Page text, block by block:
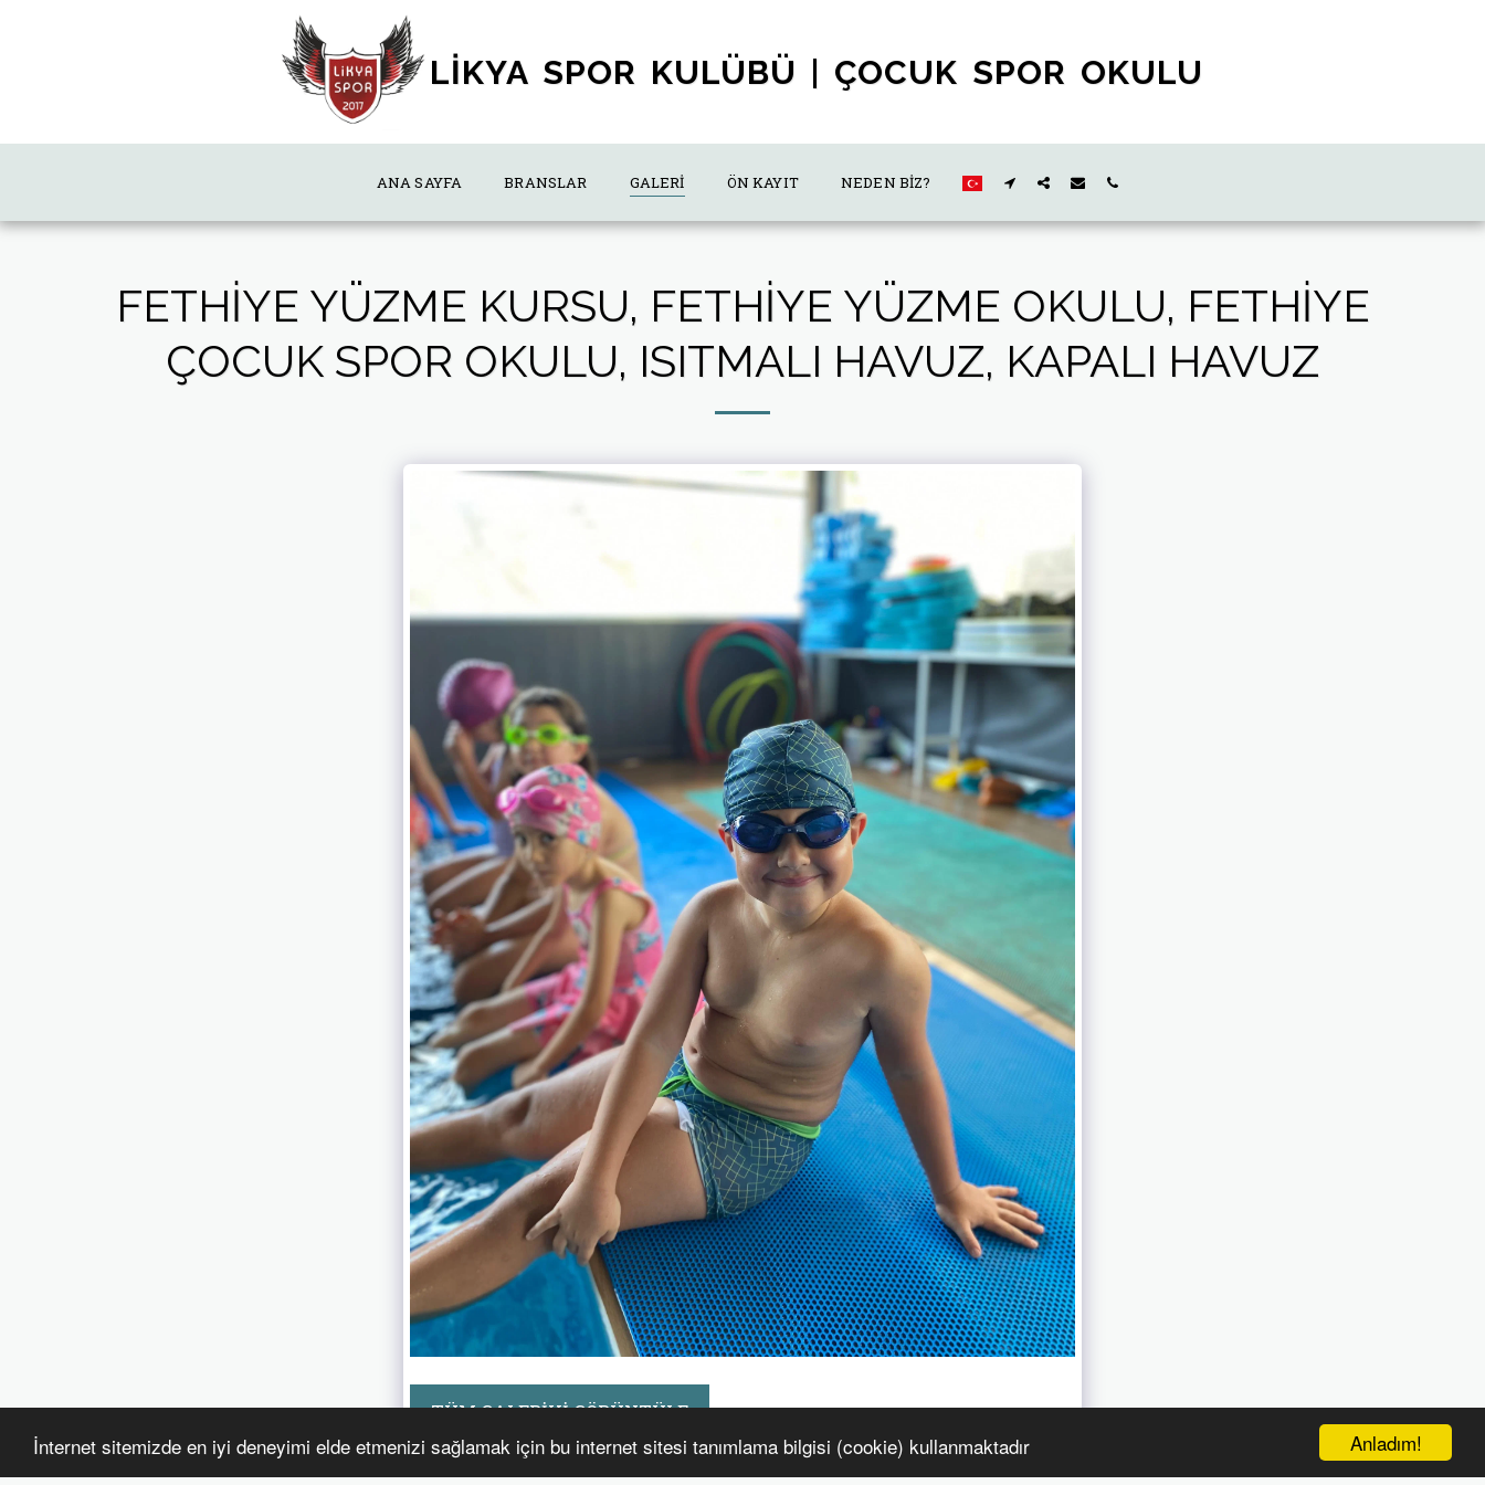
Anladım!
İnternet sitemizde en iyi deneyimi elde etmenizi sağlamak için bu internet sitesi tanımlama bilgisi (cookie) kullanmaktadır
LİKYA SPOR KULÜBÜ | ÇOCUK SPOR OKULU
ANA SAYFA BRANSLAR GALERI ÖN KAYIT NEDEN BIZ?
FETHIYE YÜZME KURSU, FETHIYE YÜZME OKULU, FETHIYE
ÇOCUK SPOR OKULU, ISITMALI HAVUZ, KAPALI HAVUZ
TÜM GALERIYI GÖRÜNTÜLE